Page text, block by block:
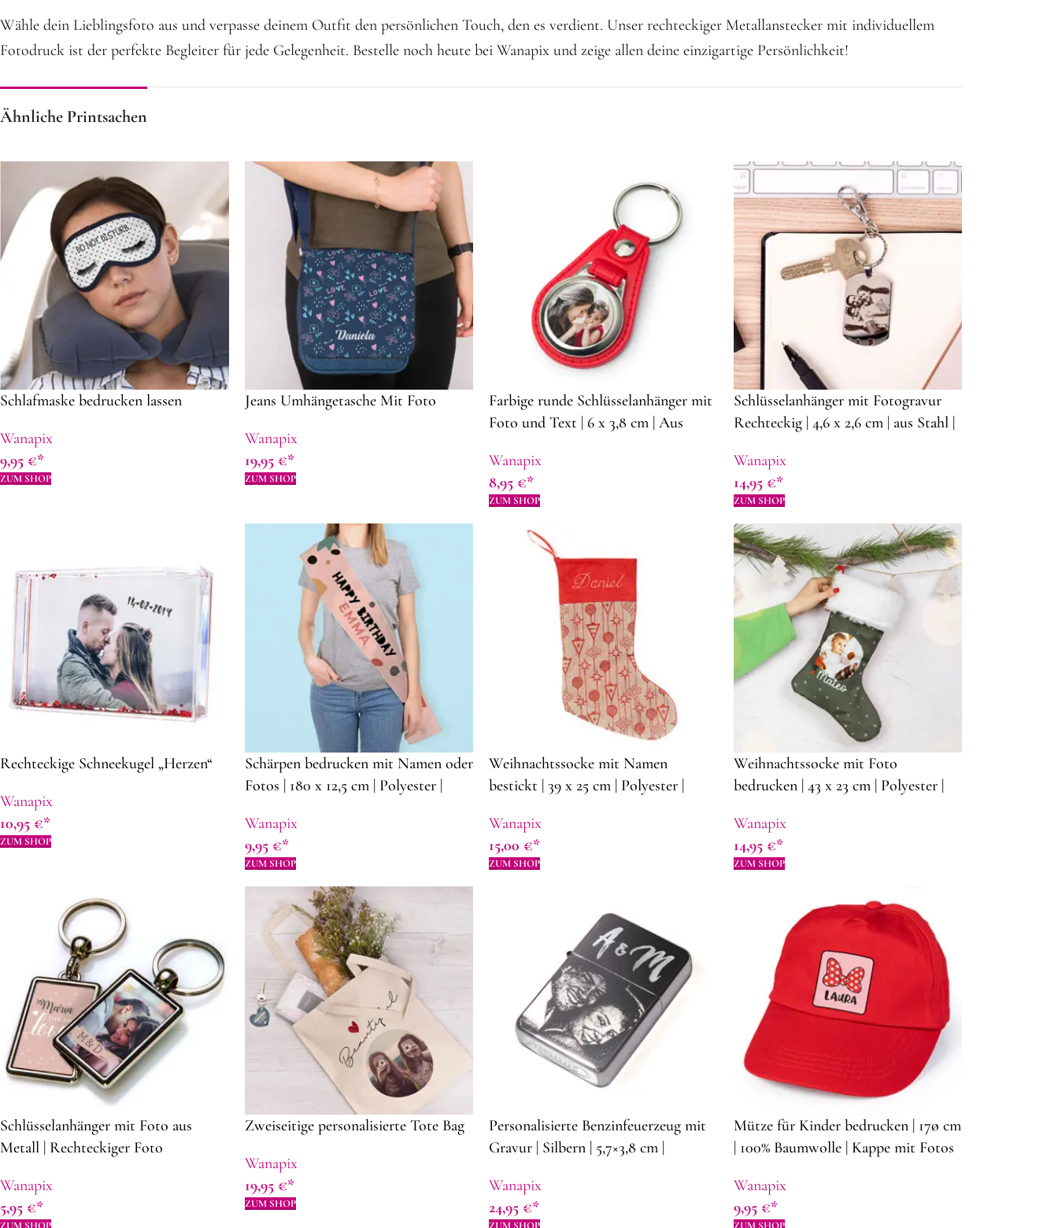
Wähle dein Lieblingsfoto aus und verpasse deinem Outfit den persönlichen Touch, den es verdient. Unser rechteckiger Metallanstecker mit individuellem
Fotodruck ist der perfekte Begleiter für jede Gelegenheit. Bestelle noch heute bei Wanapix und zeige allen deine einzigartige Persönlichkeit!
Ähnliche Printsachen
Schlafmaske bedrucken lassen
Wanapix
9,95 €
ZUM SHOP
Jeans Umhängetasche Mit Foto
Wanapix
19,95 €
ZUM SHOP
Farbige runde Schlüsselanhänger mit
Foto und Text | 6 x 3,8 cm | Aus
Geschenkideen zum Vatertag
Wanapix
8,95 €
ZUM SHOP
Schlüsselanhänger mit Fotogravur
Rechteckig | 4,6 x 2,6 cm | aus Stahl |
Geschenkidee zum Muttertag
Wanapix
14,95 €
ZUM SHOP
Rechteckige Schneekugel „Herzen“
Wanapix
10,95 €
ZUM SHOP
Schärpen bedrucken mit Namen oder
Fotos | 180 x 12,5 cm | Polyester |
Wanapix
9,95 €
ZUM SHOP
Weihnachtssocke mit Namen
bestickt | 39 x 25 cm | Polyester |
Wanapix
15,00 €
ZUM SHOP
Weihnachtssocke mit Foto
bedrucken | 43 x 23 cm | Polyester |
Wanapix
14,95 €
ZUM SHOP
Schlüsselanhänger mit Foto aus
Metall | Rechteckiger Foto
Mindestbestellung | Personalisierte
Geschenkidee
Wanapix
5,95 €
Zweiseitige personalisierte Tote Bag
Wanapix
19,95 €
ZUM SHOP
Personalisierte Benzinfeuerzeug mit
Gravur | Silbern | 5,7×3,8 cm |
Vatertag
Wanapix
24,95 €
Mütze für Kinder bedrucken | 17ø cm
| 100% Baumwolle | Kappe mit Fotos
Wanapix
9,95 €